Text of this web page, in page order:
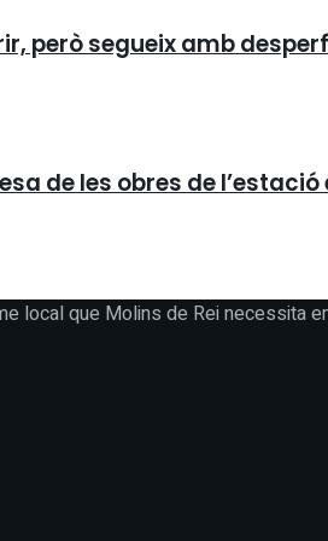
però segueix amb
de les obres de
local que Molins de Rei necessita